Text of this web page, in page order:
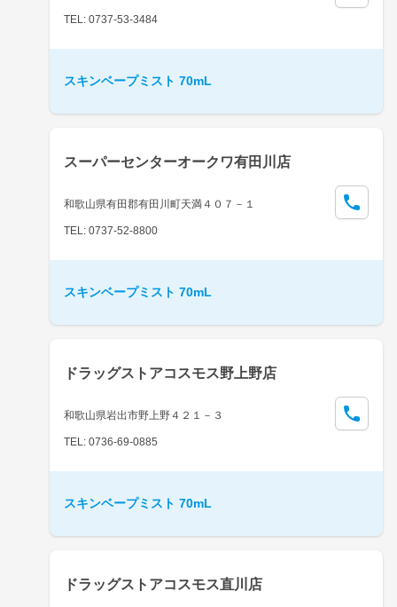
TEL: 0737-53-3484
スキンベープミスト 70mL
スーパーセンターオークワ有田川店
和歌山県有田郡有田川町天満４０７－１
TEL: 0737-52-8800
スキンベープミスト 70mL
ドラッグストアコスモス野上野店
和歌山県岩出市野上野４２１－３
TEL: 0736-69-0885
スキンベープミスト 70mL
ドラッグストアコスモス直川店